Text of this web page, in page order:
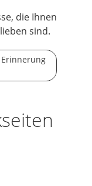
die Ihnen
sind.